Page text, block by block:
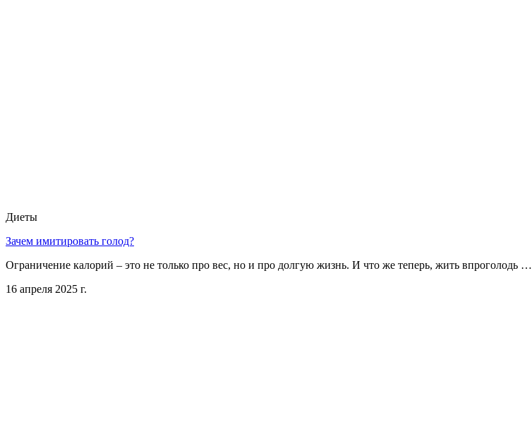
Диеты
Зачем имитировать голод?
Ограничение калорий – это не только про вес, но и про долгую жизнь. И что же теперь, жить впроголодь …
16 апреля 2025 г.